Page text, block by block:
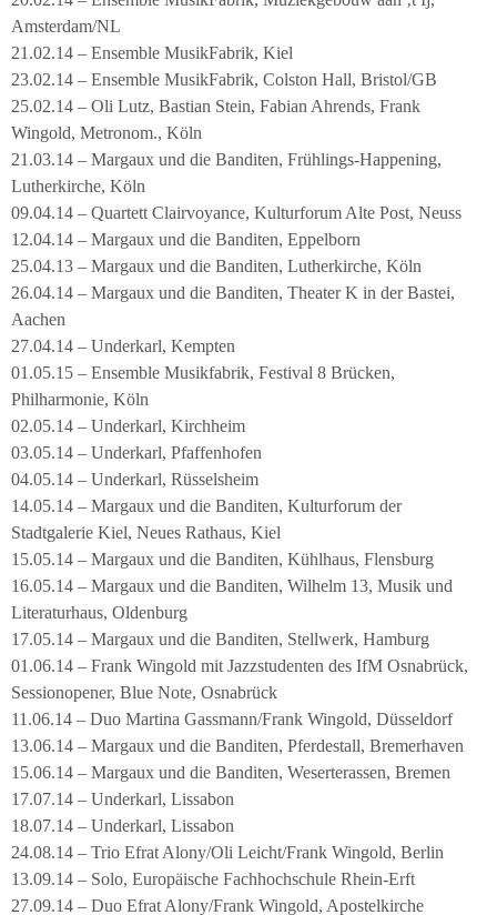
Amsterdam/NL
21.02.14 – Ensemble MusikFabrik, Kiel
23.02.14 – Ensemble MusikFabrik, Colston Hall, Bristol/GB
25.02.14 – Oli Lutz, Bastian Stein, Fabian Ahrends, Frank
Wingold, Metronom., Köln
21.03.14 – Margaux und die Banditen, Frühlings-Happening,
Lutherkirche, Köln
09.04.14 – Quartett Clairvoyance, Kulturforum Alte Post, Neuss
12.04.14 – Margaux und die Banditen, Eppelborn
25.04.13 – Margaux und die Banditen, Lutherkirche, Köln
26.04.14 – Margaux und die Banditen, Theater K in der Bastei,
Aachen
27.04.14 – Underkarl, Kempten
01.05.15 – Ensemble Musikfabrik, Festival 8 Brücken,
Philharmonie, Köln
02.05.14 – Underkarl, Kirchheim
03.05.14 – Underkarl, Pfaffenhofen
04.05.14 – Underkarl, Rüsselsheim
14.05.14 – Margaux und die Banditen, Kulturforum der
Stadtgalerie Kiel, Neues Rathaus, Kiel
15.05.14 – Margaux und die Banditen, Kühlhaus, Flensburg
16.05.14 – Margaux und die Banditen, Wilhelm 13, Musik und
Literaturhaus, Oldenburg
17.05.14 – Margaux und die Banditen, Stellwerk, Hamburg
01.06.14 – Frank Wingold mit Jazzstudenten des IfM Osnabrück,
Sessionopener, Blue Note, Osnabrück
11.06.14 – Duo Martina Gassmann/Frank Wingold, Düsseldorf
13.06.14 – Margaux und die Banditen, Pferdestall, Bremerhaven
15.06.14 – Margaux und die Banditen, Weserterassen, Bremen
17.07.14 – Underkarl, Lissabon
18.07.14 – Underkarl, Lissabon
24.08.14 – Trio Efrat Alony/Oli Leicht/Frank Wingold, Berlin
13.09.14 – Solo, Europäische Fachhochschule Rhein-Erft
27.09.14 – Duo Efrat Alony/Frank Wingold, Apostelkirche